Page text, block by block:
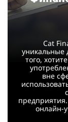
Cat
уникальные
того,
вне
онлайн-